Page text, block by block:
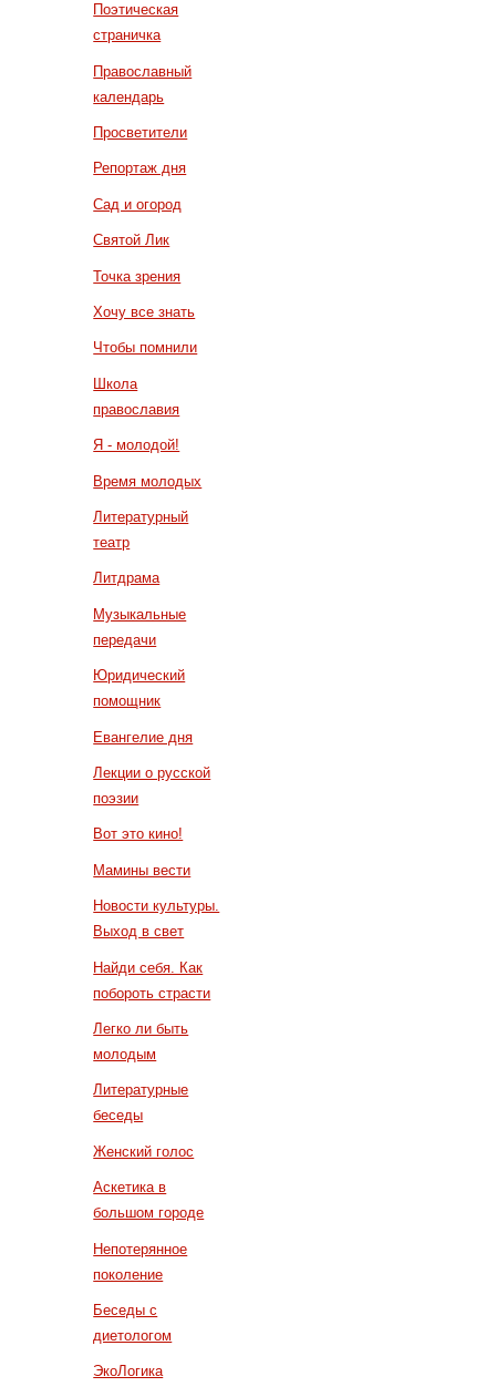
Поэтическая
страничка
Православный
календарь
Просветители
Репортаж дня
Сад и огород
Святой Лик
Точка зрения
Хочу все знать
Чтобы помнили
Школа
православия
Я - молодой!
Время молодых
Литературный
театр
Литдрама
Музыкальные
передачи
Юридический
помощник
Евангелие дня
Лекции о русской
поэзии
Вот это кино!
Мамины вести
Новости культуры.
Выход в свет
Найди себя. Как
побороть страсти
Легко ли быть
молодым
Литературные
беседы
Женский голос
Аскетика в
большом городе
Непотерянное
поколение
Беседы с
диетологом
ЭкоЛогика